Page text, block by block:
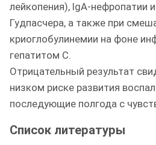
лейкопения), IgA-нефропатии
Гудпасчера, а также при
криоглобулинемии на фоне
гепатитом С.
Отрицательный результат
низком риске развития
последующие полгода с
Список литературы